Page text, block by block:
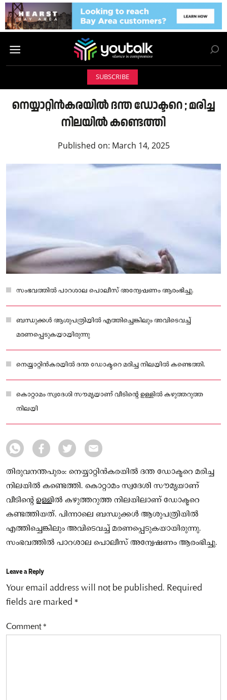
SUBSCRIBE
നെയ്യാറ്റിൻകരയിൽ ദന്ത ഡോക്ടറെ ; മരിച്ച
നിലയിൽ കണ്ടെത്തി
Published on: March 14, 2025
സംഭവത്തിൽ പാറശാല പൊലീസ് അന്വേഷണം ആരംഭിച്ചു.
ബന്ധുക്കൾ ആശുപത്രിയിൽ എത്തിച്ചെങ്കിലും അവിടെവച്ച്
മരണപ്പെടുകയായിരുന്നു
നെയ്യാറ്റിൻകരയിൽ ദന്ത ഡോക്ടറെ മരിച്ച നിലയിൽ കണ്ടെത്തി.
കൊറ്റാമം സ്വദേശി സൗമ്യയാണ് വീടിന്റെ ഉള്ളിൽ കഴുത്തറുത്ത
നിലയി
തിരുവനന്തപുരം: നെയ്യാറ്റിൻകരയിൽ ദന്ത ഡോക്ടറെ മരിച്ച
നിലയിൽ കണ്ടെത്തി. കൊറ്റാമം സ്വദേശി സൗമ്യയാണ്
വീടിന്റെ ഉള്ളിൽ കഴുത്തറുത്ത നിലയിലാണ് ഡോക്ടറെ
കണ്ടത്തിയത്. പിന്നാലെ ബന്ധുക്കൾ ആശുപത്രിയിൽ
എത്തിച്ചെങ്കിലും അവിടെവച്ച് മരണപ്പെടുകയായിരുന്നു.
സംഭവത്തിൽ പാറശാല പൊലീസ് അന്വേഷണം ആരംഭിച്ചു.
Leave a Reply
Your email address will not be published. Required
fields are marked *
Comment*